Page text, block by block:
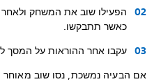
כאשר תתבקשו.
עקבו אחר ההוראות על המסך
אם הבעיה נמשכת, נסו שוב מאוחר